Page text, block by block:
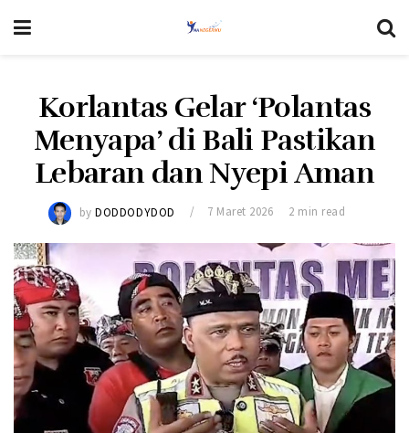
Korlantas Gelar ‘Polantas
Menyapa’ di Bali Pastikan
Lebaran dan Nyepi Aman
by DODDODYDOD 7 Maret 2026 2 min read